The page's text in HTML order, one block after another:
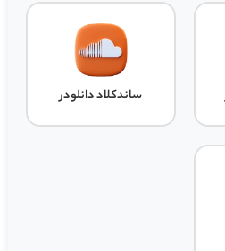
ساندکلاد دانلودر